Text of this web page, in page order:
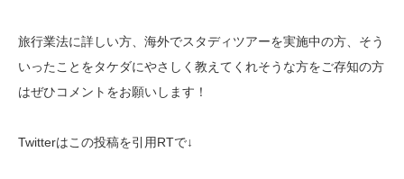
旅行業法に詳しい方、海外でスタディツアーを実施中の方、そう
いったことをタケダにやさしく教えてくれそうな方をご存知の方
はぜひコメントをお願いします！
Twitterはこの投稿を引用RTで↓